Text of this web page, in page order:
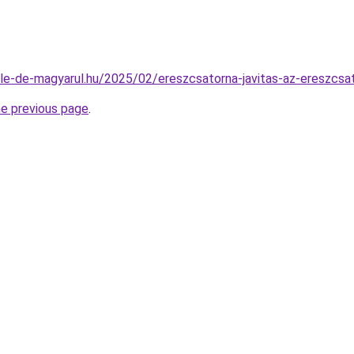
de-magyarul.hu/2025/02/ereszcsatorna-javitas-az-
previous page.